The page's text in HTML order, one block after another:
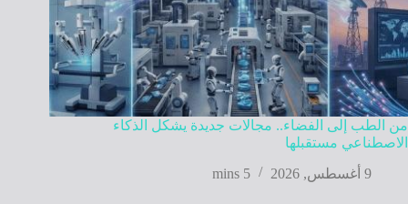
من الطب إلى الفضاء.. مجالات جديدة يشكل الذكاء
الاصطناعي مستقبلها
9 أغسطس, 2026
5 mins